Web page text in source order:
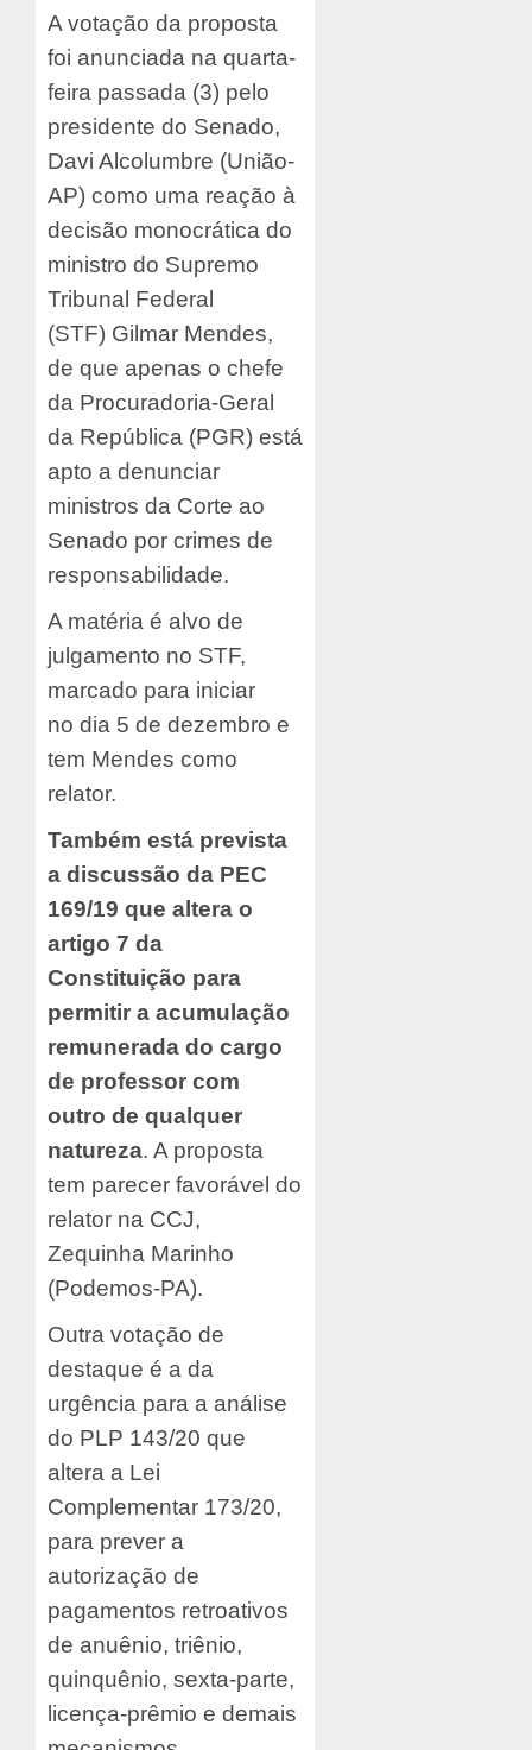
A votação da proposta
foi anunciada na quarta-
feira passada (3) pelo
presidente do Senado,
Davi Alcolumbre (União-
AP) como uma reação à
decisão monocrática do
ministro do Supremo
Tribunal Federal
(STF) Gilmar Mendes,
de que apenas o chefe
da Procuradoria-Geral
da República (PGR) está
apto a denunciar
ministros da Corte ao
Senado por crimes de
responsabilidade.
A matéria é alvo de
julgamento no STF,
marcado para iniciar
no dia 5 de dezembro e
tem Mendes como
relator.
Também está prevista
a discussão da PEC
169/19 que altera o
artigo 7 da
Constituição para
permitir a acumulação
remunerada do cargo
de professor com
outro de qualquer
natureza. A proposta
tem parecer favorável do
relator na CCJ,
Zequinha Marinho
(Podemos-PA).
Outra votação de
destaque é a da
urgência para a análise
do PLP 143/20 que
altera a Lei
Complementar 173/20,
para prever a
autorização de
pagamentos retroativos
de anuênio, triênio,
quinquênio, sexta-parte,
licença-prêmio e demais